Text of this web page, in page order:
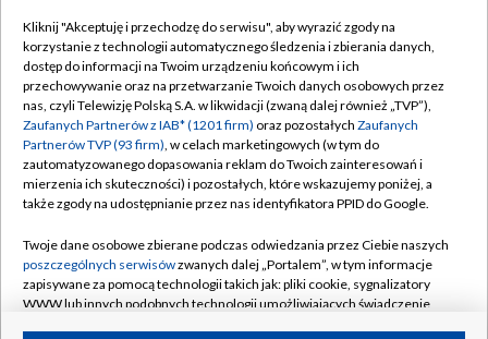
TVP
Abonament TVP
Emisja w TVP
Centrum informacji TVP
Naziemna Telewizja Cyfrowa
Rada Programowa
System NOS
Informacje o nadawcy
Regulamin TVP
Polityka prywatności
Moje zgody
Pomoc
Kontakt
Kliknij "Akceptuję i przechodzę do serwisu", aby wyrazić zgody na
korzystanie z technologii automatycznego śledzenia i zbierania danych,
dostęp do informacji na Twoim urządzeniu końcowym i ich
przechowywanie oraz na przetwarzanie Twoich danych osobowych przez
nas, czyli Telewizję Polską S.A. w likwidacji (zwaną dalej również „TVP”),
Zaufanych Partnerów z IAB* (1201 firm) oraz pozostałych Zaufanych
Partnerów TVP (93 firm), w celach marketingowych (w tym do
zautomatyzowanego dopasowania reklam do Twoich zainteresowań i
mierzenia ich skuteczności) i pozostałych, które wskazujemy poniżej, a
także zgody na udostępnianie przez nas identyfikatora PPID do Google.
Twoje dane osobowe zbierane podczas odwiedzania przez Ciebie naszych
poszczególnych serwisówzwanych dalej „Portalem”, w tym informacje
zapisywane za pomocą technologii takich jak: pliki cookie, sygnalizatory
WWW lub innych podobnych technologii umożliwiających świadczenie